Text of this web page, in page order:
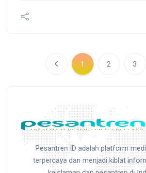
1 2 3
Pesantren ID adalah platform
terpercaya dan menjadi kiblat